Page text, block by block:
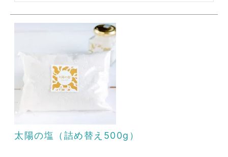
太陽の塩（詰め替え500g）